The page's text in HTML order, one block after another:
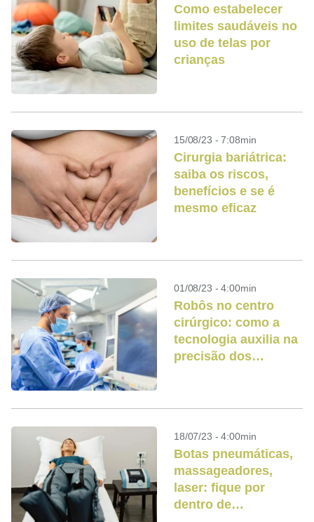
Como estabelecer
limites saudáveis no
uso de telas por
crianças
15/08/23 - 7:08min
Cirurgia bariátrica:
saiba os riscos,
benefícios e se é
mesmo eficaz
01/08/23 - 4:00min
Robôs no centro
cirúrgico: como a
tecnologia auxilia na
precisão dos
18/07/23 - 4:00min
Botas pneumáticas,
massageadores,
laser: fique por
dentro de